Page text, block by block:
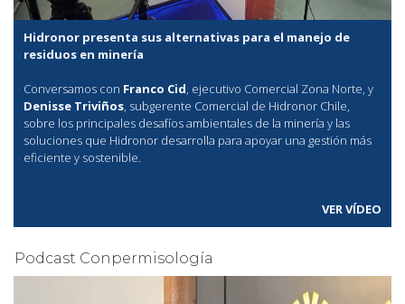
Hidronor presenta sus alternativas para el manejo de
residuos en minería
Conversamos con Franco Cid, ejecutivo Comercial Zona Norte, y
Denisse Triviños, subgerente Comercial de Hidronor Chile,
sobre los principales desafíos ambientales de la minería y las
soluciones que Hidronor desarrolla para apoyar una gestión más
eficiente y sostenible.
VER VÍDEO
Podcast Conpermisología